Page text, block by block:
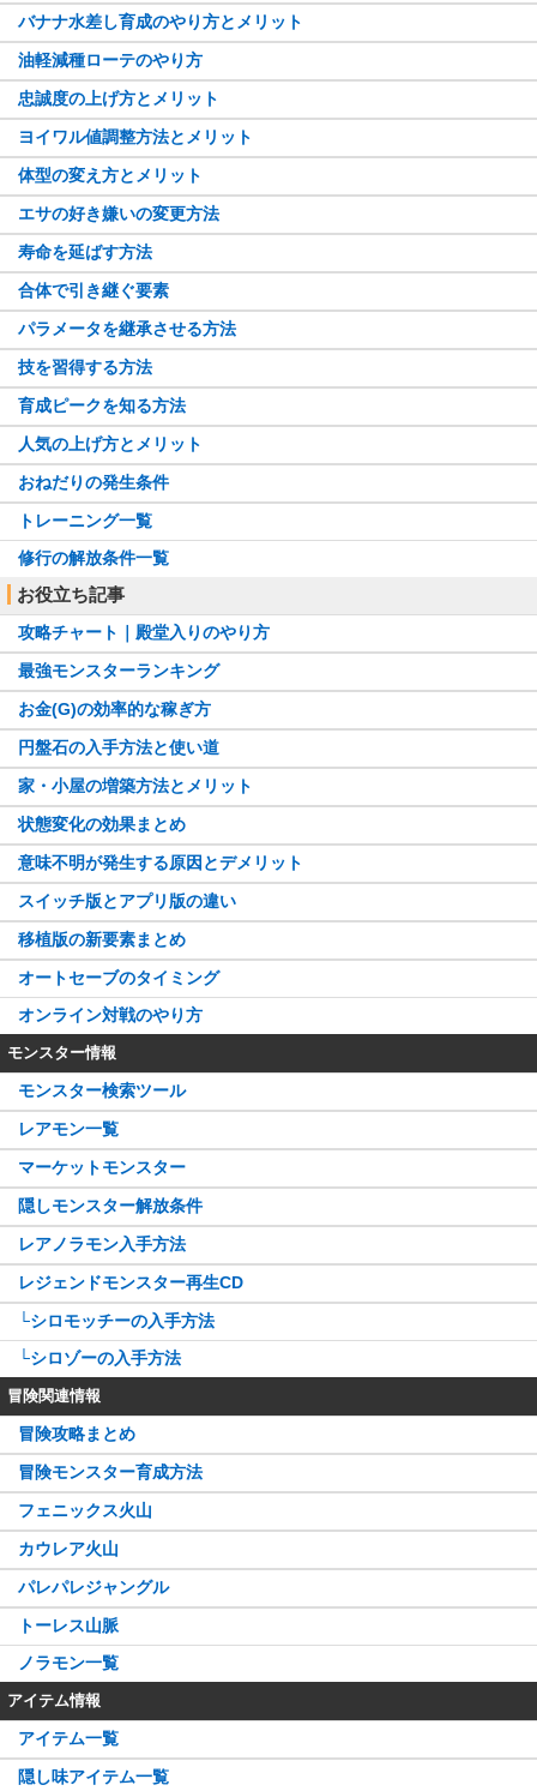
バナナ水差し育成のやり方とメリット
油軽減種ローテのやり方
忠誠度の上げ方とメリット
ヨイワル値調整方法とメリット
体型の変え方とメリット
エサの好き嫌いの変更方法
寿命を延ばす方法
合体で引き継ぐ要素
パラメータを継承させる方法
技を習得する方法
育成ピークを知る方法
人気の上げ方とメリット
おねだりの発生条件
トレーニング一覧
修行の解放条件一覧
お役立ち記事
攻略チャート｜殿堂入りのやり方
最強モンスターランキング
お金(G)の効率的な稼ぎ方
円盤石の入手方法と使い道
家・小屋の増築方法とメリット
状態変化の効果まとめ
意味不明が発生する原因とデメリット
スイッチ版とアプリ版の違い
移植版の新要素まとめ
オートセーブのタイミング
オンライン対戦のやり方
モンスター情報
モンスター検索ツール
レアモン一覧
マーケットモンスター
隠しモンスター解放条件
レアノラモン入手方法
レジェンドモンスター再生CD
└シロモッチーの入手方法
└シロゾーの入手方法
冒険関連情報
冒険攻略まとめ
冒険モンスター育成方法
フェニックス火山
カウレア火山
パレパレジャングル
トーレス山脈
ノラモン一覧
アイテム情報
アイテム一覧
隠し味アイテム一覧